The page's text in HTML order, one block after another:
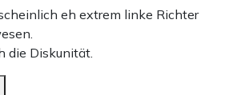
eh extrem linke Richter
die Diskunität.